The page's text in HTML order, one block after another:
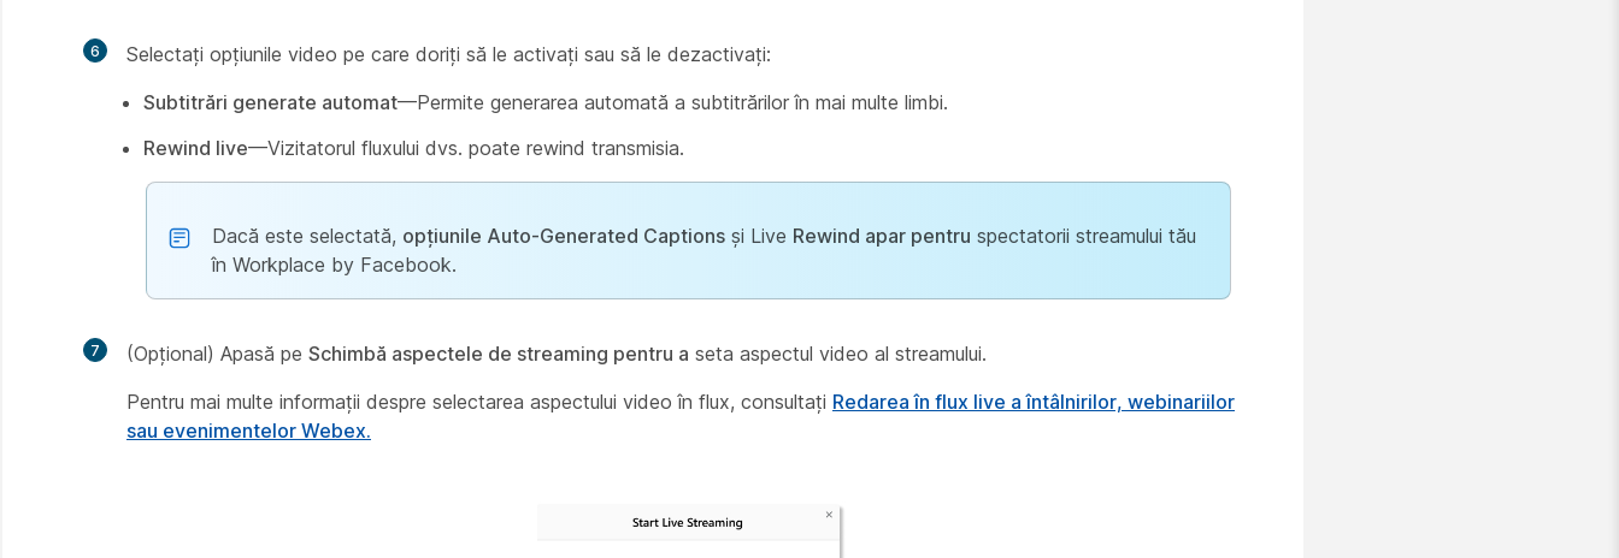
6
Selectați opțiunile video pe care doriți să le activați sau să le dezactivați:
Subtitrări generate automat—Permite generarea automată a subtitrărilor în mai multe limbi.
Rewind live—Vizitatorul fluxului dvs. poate rewind transmisia.
Dacă este selectată, opțiunile Auto-Generated Captions și Live Rewind apar pentru spectatorii streamului tău
în Workplace by Facebook.
7 (Opțional) Apasă pe Schimbă aspectele de streaming pentru a seta aspectul video al streamului.
Pentru mai multe informații despre selectarea aspectului video în flux, consultați Redarea în flux live a întâlnirilor, webinariilor
sau evenimentelor Webex.